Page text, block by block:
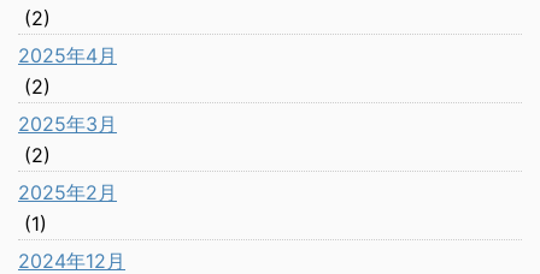
(2)
2025年4月
(2)
2025年3月
(2)
2025年2月
(1)
2024年12月